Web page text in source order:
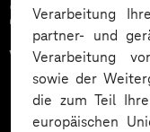
Verarbeitung
partner- und
Verarbeitung
sowie der
die zum Teil
europäischen
Zahlreiche
vertrauen